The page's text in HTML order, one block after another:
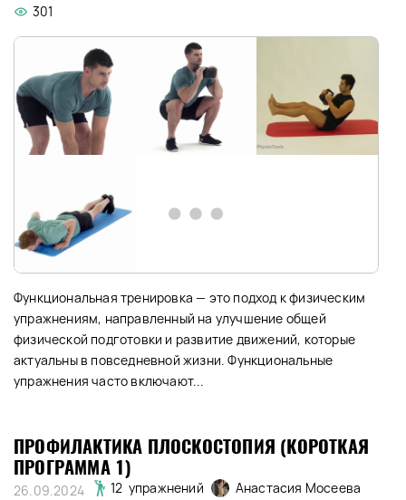
301
Функциональная тренировка — это подход к физическим
упражнениям, направленный на улучшение общей
физической подготовки и развитие движений, которые
актуальны в повседневной жизни. Функциональные
упражнения часто включают...
ПРОФИЛАКТИКА ПЛОСКОСТОПИЯ (КОРОТКАЯ
ПРОГРАММА 1)
26.09.2024 12 упражнений
Анастасия Мосеева